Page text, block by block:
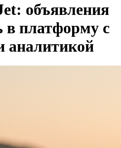
объявления
в платформу с
аналитикой